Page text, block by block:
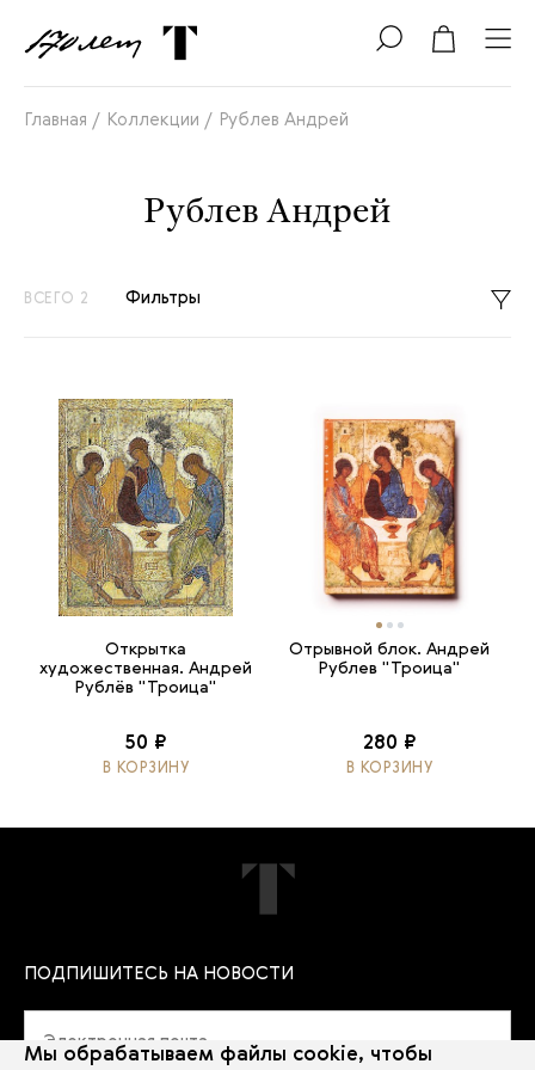
Главная / Коллекции / Рублев Андрей
Рублев Андрей
ВСЕГО 2 Фильтры
Открытка
художественная. Андрей
Рублёв "Троица"
50 ₽
В КОРЗИНУ
Отрывной блок. Андрей
Рублев "Троица"
280 ₽
В КОРЗИНУ
ПОДПИШИТЕСЬ НА НОВОСТИ
Мы обрабатываем файлы cookie, чтобы